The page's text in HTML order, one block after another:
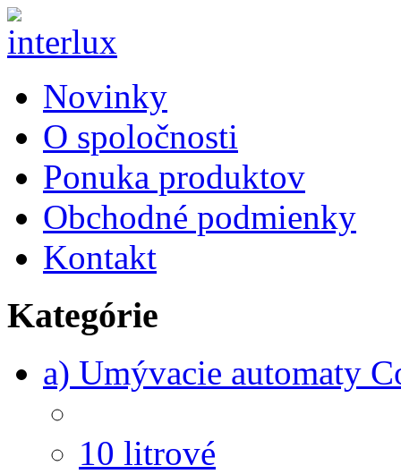
Novinky
O spoločnosti
Ponuka produktov
Obchodné podmienky
Kontakt
Kategórie
a) Umývacie automaty
10 litrové